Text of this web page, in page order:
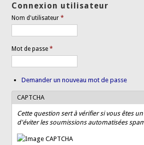
Connexion utilisateur
Nom d'utilisateur*
Mot de passe*
Demander un nouveau mot de passe
CAPTCHA
Cette question sert à vérifier si vous êtes
d'éviter les soumissions automatisées